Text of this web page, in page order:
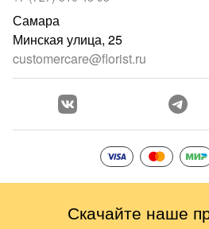
Самара
Минская улица, 25
customercare@florist.ru
Скачайте наше